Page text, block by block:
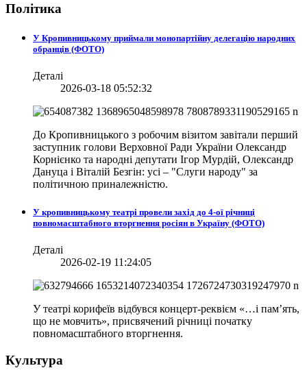
Політика
У Кропивницькому приймали монопартійну делегацію народних
обранців (ФОТО)
Деталі
2026-03-18 05:52:32
До Кропивницького з робочим візитом завітали перший
заступник голови Верховної Ради України Олександр
Корнієнко та народні депутати Ігор Мурдій, Олександр
Дануца і Віталій Безгін: усі – "Слуги народу" за
політичною приналежністю.
У кропивницькому театрі провели захід до 4-ої річниці
повномасштабного вторгнення росіян в Україну (ФОТО)
Деталі
2026-02-19 11:24:05
У театрі корифеїв відбувся концерт-реквієм «…і пам’ять,
що не мовчить», присвячений річниці початку
повномасштабного вторгнення.
Культура